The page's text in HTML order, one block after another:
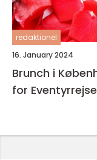
redaktionel
16. January 2024
Brunch i
for